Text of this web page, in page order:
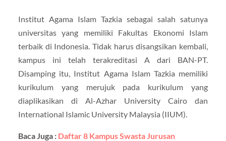
Institut Agama Islam Tazkia sebagai salah satunya
universitas yang memiliki Fakultas Ekonomi Islam
terbaik di Indonesia. Tidak harus disangsikan kembali,
kampus ini telah terakreditasi A dari BAN-PT.
Disamping itu, Institut Agama Islam Tazkia memiliki
kurikulum yang merujuk pada kurikulum yang
diaplikasikan di Al-Azhar University Cairo dan
International Islamic University Malaysia (IIUM).
Baca Juga : Daftar 8 Kampus Swasta Jurusan